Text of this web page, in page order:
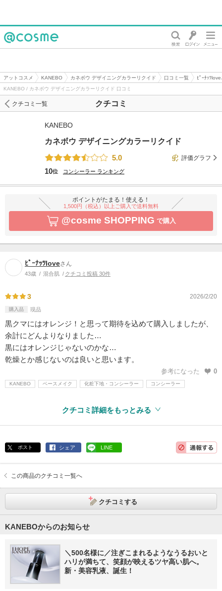
アットコスメ KANEBO カネボウ デザイニングカラーリクイド 口コミ一覧
ﾋﾟｰﾅｯﾂ
KANEBO / カネボウ デザイニングカラーリクイド 口コミ
クチコミ
クチコミ一覧
KANEBO
カネボウ デザイニングカラーリクイド
5.0
評価グラフ
10位 コンシーラー ランキング
ポイントがたまる！使える！
1,500円（税込）以上ご購入で送料無料
@cosme SHOPPING で購入
ﾋﾟｰﾅｯﾂloveさん
43歳 混合肌 クチコミ投稿 30件
3 2026/2/20
購入品 現品
黒クマにはオレンジ！と思って期待を込めて購入しましたが、
余計にどんよりなりました…
黒にはオレンジじゃないのかな…
乾燥とか感じないのは良いと思います。
参考になった 0
KANEBO ベースメイク 化粧下地・コンシーラー コンシーラー
クチコミ詳細をもっとみる
ポスト シェア LINE
この商品のクチコミ一覧へ
クチコミする
KANEBOからのお知らせ
＼500名様に／注ぎこまれるようなうるおいと
ハリが満ちて、笑顔が映えるツヤ高い肌へ。
新・美容乳液、誕生！